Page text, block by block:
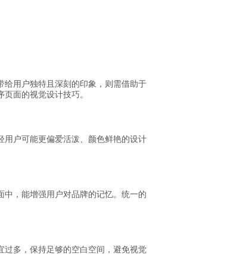
用户独特且深刻的印象，则需借助于
面的视觉设计技巧。
户可能更偏爱活泼、颜色鲜艳的设计
，能增强用户对品牌的记忆。统一的
过多，保持足够的空白空间，避免视觉